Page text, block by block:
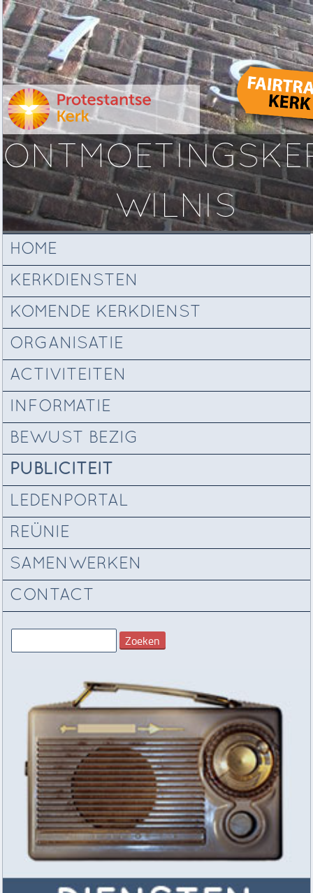
WILNIS
HOME
KERKDIENSTEN
KOMENDE KERKDIENST
ORGANISATIE
ACTIVITEITEN
INFORMATIE
BEWUST BEZIG
PUBLICITEIT
LEDENPORTAL
REÜNIE
SAMENWERKEN
CONTACT